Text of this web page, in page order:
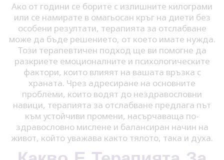
Ако от години се борите с излишните килограми
или се намирате в омагьосан кръг на диети без
особени резултати, терапията за отслабване
може да бъде решението, от което имате нужда.
Този терапевтичен подход ще ви помогне да
разкриете емоционалните и психологическите
фактори, които влияят на вашата връзка с
храната. Чрез адресиране на основните
проблеми, които водят до нездравословни
навици, терапията за отслабване предлага път
към устойчиви промени, насърчаваща по-
здравословно мислене и балансиран начин на
живот, който уважава както тялото, така и духа.